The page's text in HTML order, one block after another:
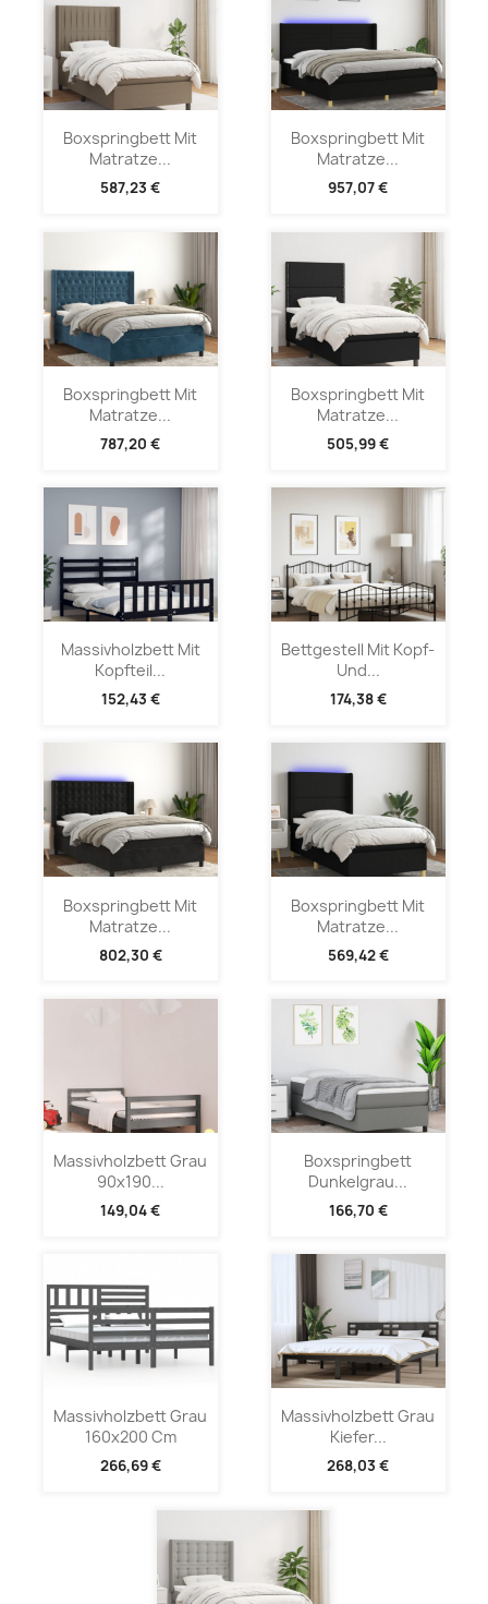
Boxspringbett Mit
Matratze...
587,23 €
Boxspringbett Mit
Matratze...
957,07 €
Boxspringbett Mit
Matratze...
787,20 €
Boxspringbett Mit
Matratze...
505,99 €
Massivholzbett Mit
Kopfteil...
152,43 €
Bettgestell Mit Kopf-
Und...
174,38 €
Boxspringbett Mit
Matratze...
802,30 €
Boxspringbett Mit
Matratze...
569,42 €
Massivholzbett Grau
90x190...
149,04 €
Boxspringbett
Dunkelgrau...
166,70 €
Massivholzbett Grau
160x200 Cm
266,69 €
Massivholzbett Grau
Kiefer...
268,03 €